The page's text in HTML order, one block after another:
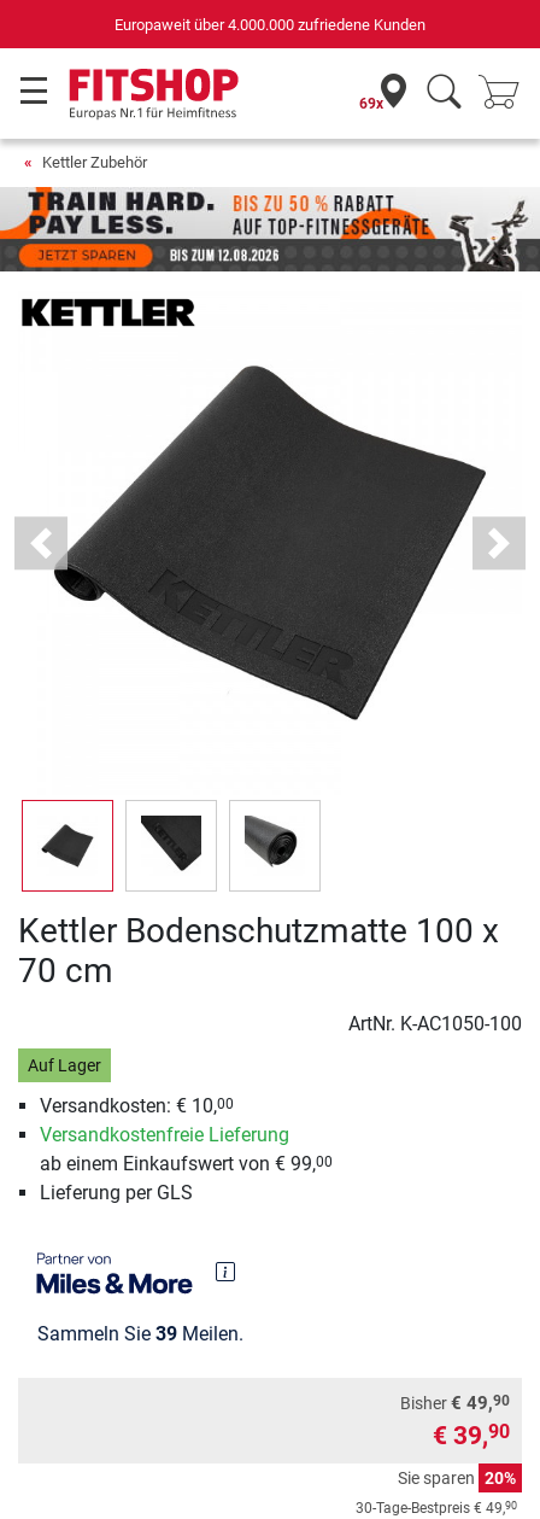
Europaweit über 4.000.000 zufriedene Kunden
69x
Kettler Zubehör
Previous Next
Kettler Bodenschutzmatte 100 x
70 cm
ArtNr. K-AC1050-100
Auf Lager
Versandkosten: € 10,00
Versandkostenfreie Lieferung
ab einem Einkaufswert von € 99,00
Lieferung per GLS
Sammeln Sie 39 Meilen.
Bisher€ 49,90
€ 39,90
Sie sparen 20%
30-Tage-Bestpreis € 49,90